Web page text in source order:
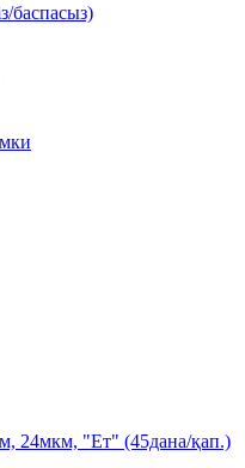
баспасыз)
24мкм, "Ет" (45дана/қап.)